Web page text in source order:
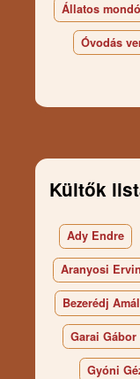
Állatos
Óvodás
Kültők
Ady Endre
Aranyosi Ervin
Bezerédj
Garai Gábor
Gyóni